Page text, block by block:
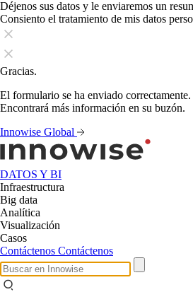
Déjenos sus datos y le enviaremos un
Consiento el tratamiento de mis datos
Gracias.
El formulario se ha enviado correctamente.
Encontrará más información en su buzón.
Innowise Global
DATOS Y BI
Infraestructura
Big data
Analítica
Visualización
Casos
Contáctenos Contáctenos